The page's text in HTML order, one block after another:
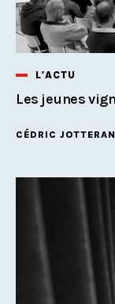
L'ACTU
Les jeunes
CÉDRIC